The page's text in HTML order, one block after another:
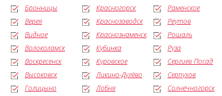
Бронницы
Верея
Видное
Волоколамск
Воскресенск
Высоковск
Голицыно
Красногорск
Краснозаводск
Краснознаменск
Кубинка
Куровское
Ликино-Дулёво
Лобня
Раменское
Реутов
Рошаль
Руза
Сергиев Посад
Серпухов
Солнечногорск